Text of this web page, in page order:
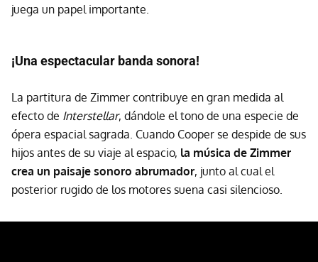
juega un papel importante.
¡Una espectacular banda sonora!
La partitura de Zimmer contribuye en gran medida al
efecto de Interstellar, dándole el tono de una especie de
ópera espacial sagrada. Cuando Cooper se despide de sus
hijos antes de su viaje al espacio, la música de Zimmer
crea un paisaje sonoro abrumador, junto al cual el
posterior rugido de los motores suena casi silencioso.